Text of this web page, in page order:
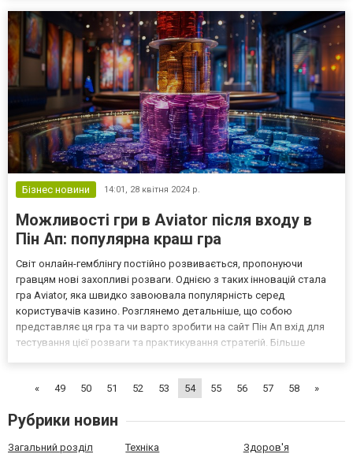
Бізнес новини 14:01, 28 квітня 2024 р.
Можливості гри в Aviator після входу в
Пін Ап: популярна краш гра
Світ онлайн-гемблінгу постійно розвивається, пропонуючи
гравцям нові захопливі розваги. Однією з таких інновацій стала
гра Aviator, яка швидко завоювала популярність серед
користувачів казино. Розглянемо детальніше, що собою
представляє ця гра та чи варто зробити на сайт Пін Ап вхід для
тестування цієї розваги та практикування стратегій. Більше
«
49 50 51 52 53 54 55 56 57 58 »
Рубрики новин
Загальний розділ Техніка Здоров'я